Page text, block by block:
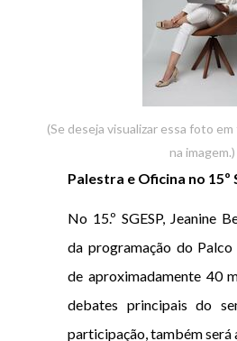
(Se deseja visualizar essa foto
na imagem.)
Palestra e Oficina no 15º
No 15.º SGESP, Jeanine
da programação do
de aproximadamente 40
debates principais do
participação, também será